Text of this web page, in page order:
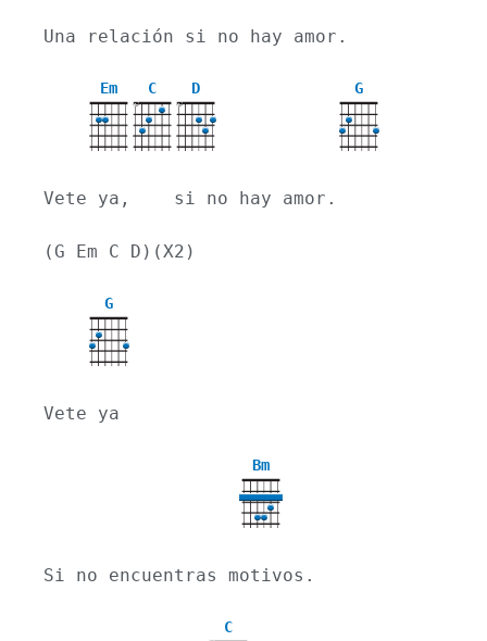
Una relación si no hay amor.
Em C
X
D
X
G
Vete ya,    si no hay amor.
(G Em C D)(X2)
G
Vete ya
Bm
Si no encuentras motivos.
C